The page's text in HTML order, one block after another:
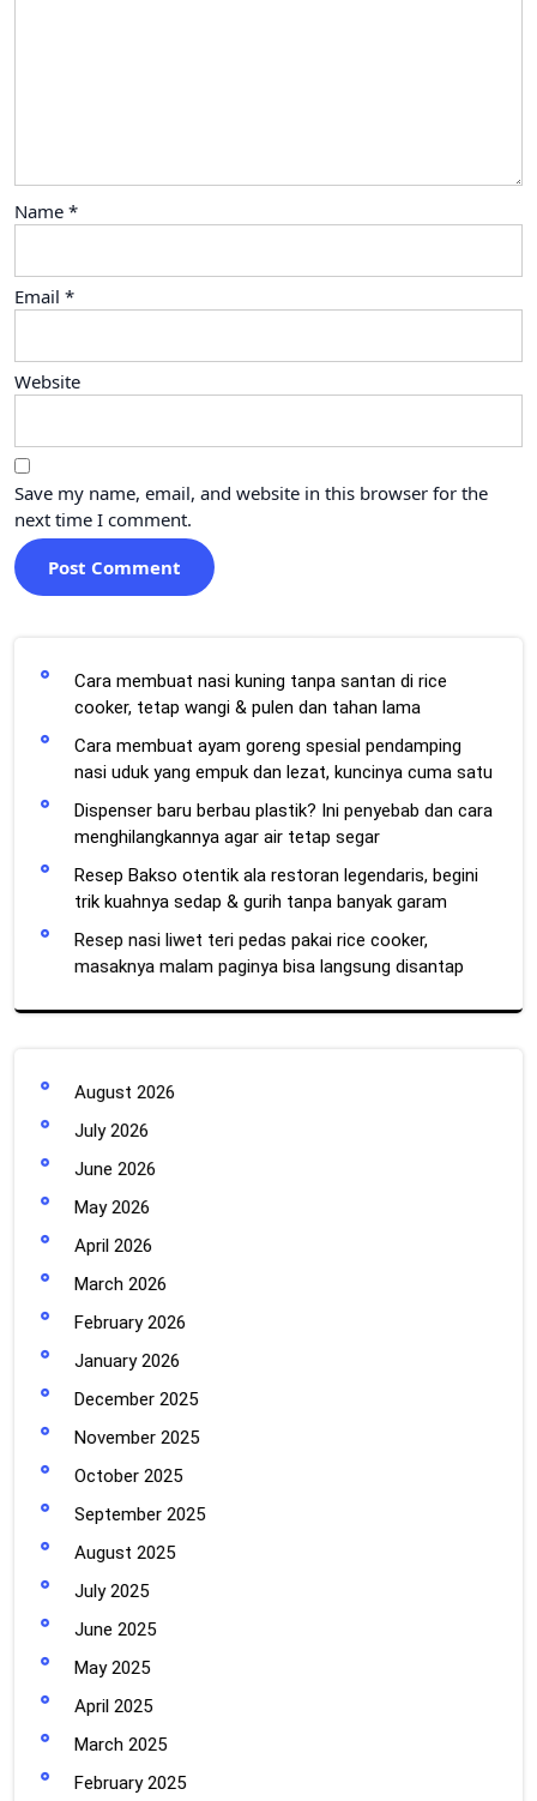
Name *
Email *
Website
Save my name, email, and website in this browser for the
next time I comment.
Cara membuat nasi kuning tanpa santan di rice
cooker, tetap wangi & pulen dan tahan lama
Cara membuat ayam goreng spesial pendamping
nasi uduk yang empuk dan lezat, kuncinya cuma satu
Dispenser baru berbau plastik? Ini penyebab dan cara
menghilangkannya agar air tetap segar
Resep Bakso otentik ala restoran legendaris, begini
trik kuahnya sedap & gurih tanpa banyak garam
Resep nasi liwet teri pedas pakai rice cooker,
masaknya malam paginya bisa langsung disantap
August 2026
July 2026
June 2026
May 2026
April 2026
March 2026
February 2026
January 2026
December 2025
November 2025
October 2025
September 2025
August 2025
July 2025
June 2025
May 2025
April 2025
March 2025
February 2025